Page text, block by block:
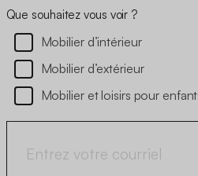
Que souhaitez vous voir ?
Mobilier d’intérieur
Mobilier d’extérieur
Mobilier et loisirs pour